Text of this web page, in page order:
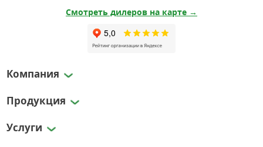
Смотреть дилеров на карте →
Компания
Продукция
Услуги